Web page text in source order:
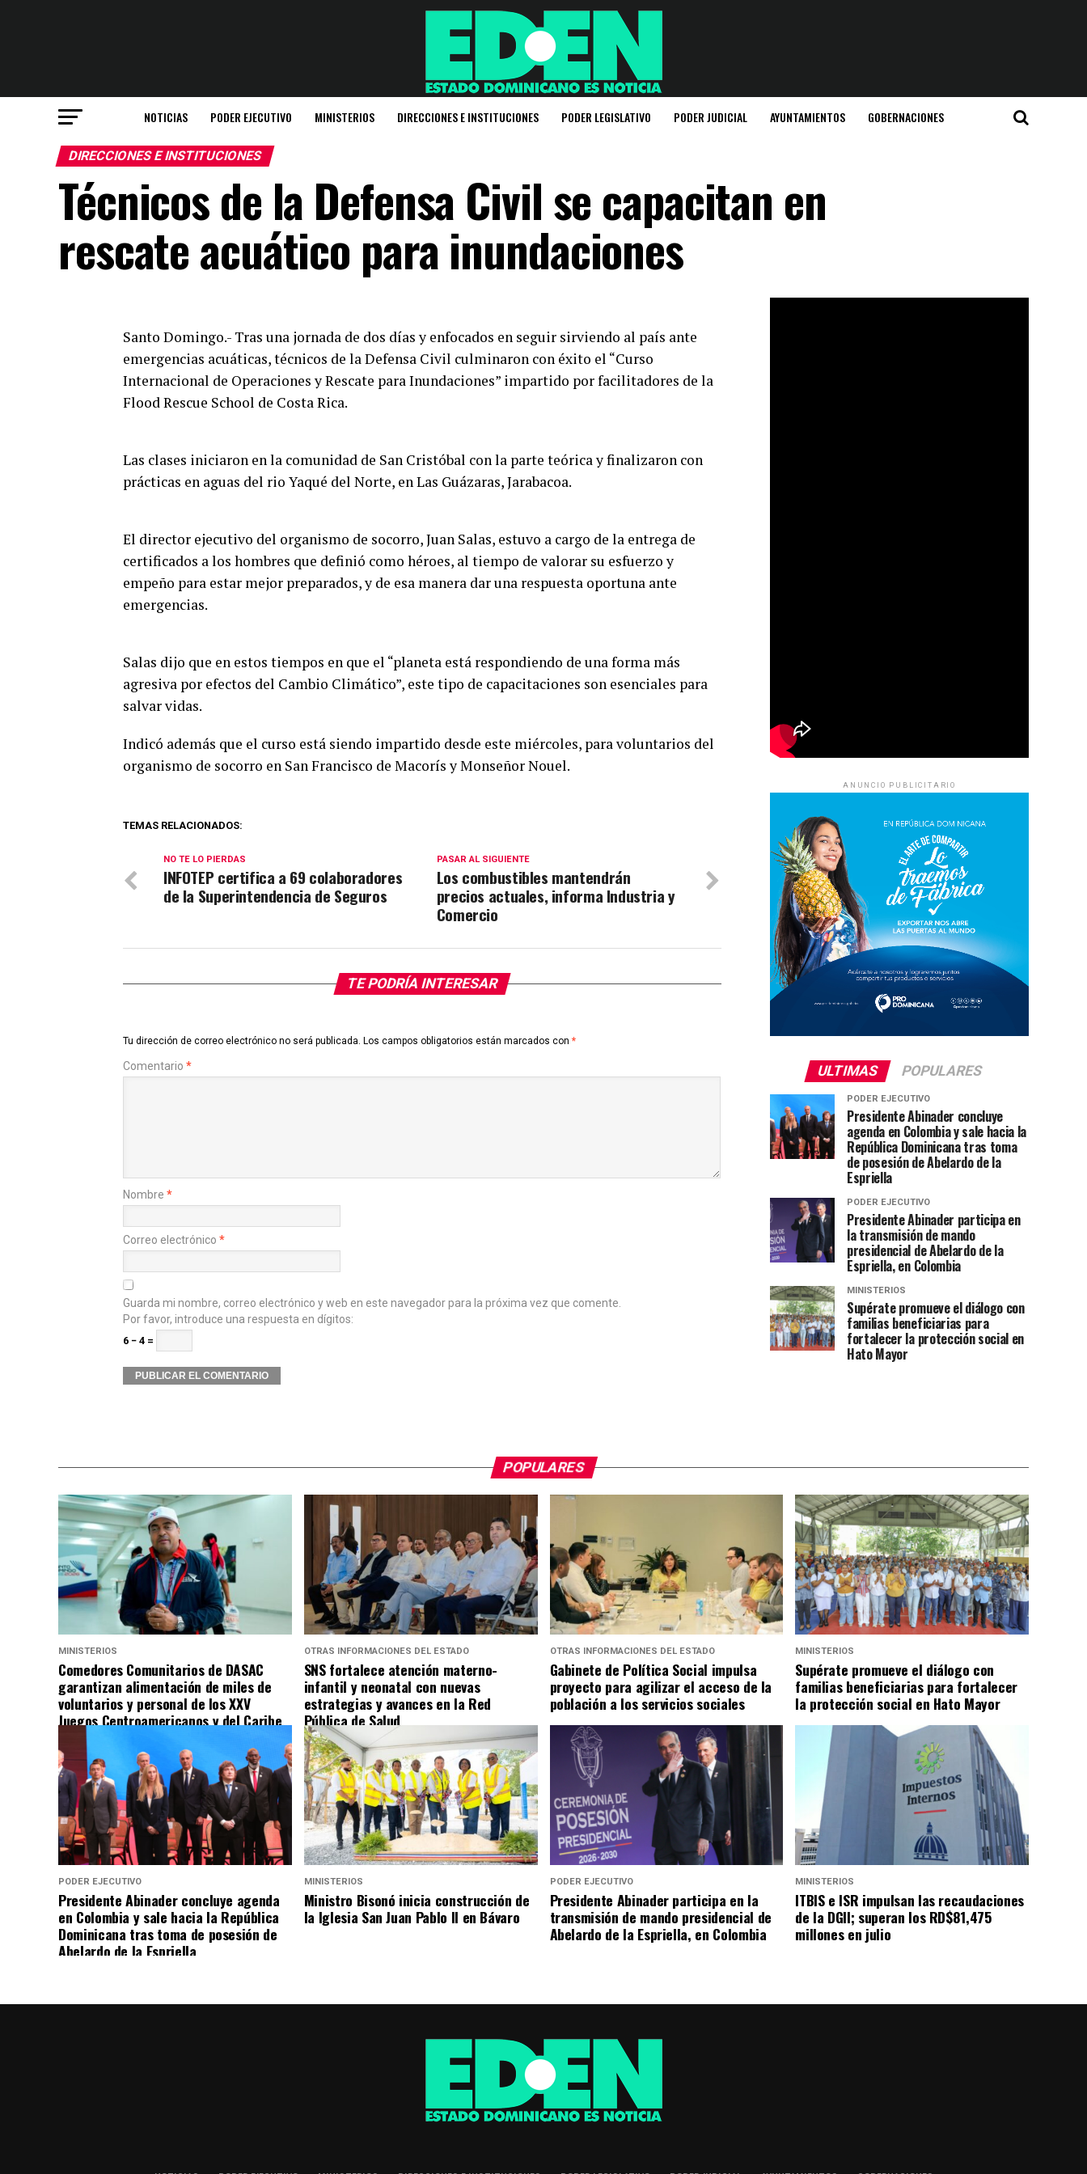
NOTICIAS PODER EJECUTIVO MINISTERIOS DIRECCIONES E INSTITUCIONES PODER LEGISLATIVO PODER JUDICIAL AYUNTAMIENTOS GOBERNACIONES
DIRECCIONES E INSTITUCIONES
Técnicos de la Defensa Civil se capacitan en
rescate acuático para inundaciones
Santo Domingo.- Tras una jornada de dos días y enfocados en seguir sirviendo al país ante
emergencias acuáticas, técnicos de la Defensa Civil culminaron con éxito el “Curso
Internacional de Operaciones y Rescate para Inundaciones” impartido por facilitadores de la
Flood Rescue School de Costa Rica.
Las clases iniciaron en la comunidad de San Cristóbal con la parte teórica y finalizaron con
prácticas en aguas del rio Yaqué del Norte, en Las Guázaras, Jarabacoa.
El director ejecutivo del organismo de socorro, Juan Salas, estuvo a cargo de la entrega de
certificados a los hombres que definió como héroes, al tiempo de valorar su esfuerzo y
empeño para estar mejor preparados, y de esa manera dar una respuesta oportuna ante
emergencias.
Salas dijo que en estos tiempos en que el “planeta está respondiendo de una forma más
agresiva por efectos del Cambio Climático”, este tipo de capacitaciones son esenciales para
salvar vidas.
Indicó además que el curso está siendo impartido desde este miércoles, para voluntarios del
organismo de socorro en San Francisco de Macorís y Monseñor Nouel.
TEMAS RELACIONADOS:
PASAR AL SIGUIENTE
Los combustibles mantendrán
precios actuales, informa Industria y
Comercio
NO TE LO PIERDAS
INFOTEP certifica a 69 colaboradores
de la Superintendencia de Seguros
TE PODRÍA INTERESAR
Tu dirección de correo electrónico no será publicada. Los campos obligatorios están marcados con *
Comentario *
Nombre *
Correo electrónico *
Guarda mi nombre, correo electrónico y web en este navegador para la próxima vez que comente.
Por favor, introduce una respuesta en dígitos:
6 − 4 =
ANUNCIO PUBLICITARIO
ULTIMAS POPULARES
PODER EJECUTIVO
Presidente Abinader concluye
agenda en Colombia y sale hacia la
República Dominicana tras toma
de posesión de Abelardo de la
Espriella
PODER EJECUTIVO
Presidente Abinader participa en
la transmisión de mando
presidencial de Abelardo de la
Espriella, en Colombia
MINISTERIOS
Supérate promueve el diálogo con
familias beneficiarias para
fortalecer la protección social en
Hato Mayor
POPULARES
MINISTERIOS
Comedores Comunitarios de DASAC
garantizan alimentación de miles de
voluntarios y personal de los XXV
Juegos Centroamericanos y del Caribe
Santo Domingo 2026
OTRAS INFORMACIONES DEL ESTADO
SNS fortalece atención materno-
infantil y neonatal con nuevas
estrategias y avances en la Red
Pública de Salud
OTRAS INFORMACIONES DEL ESTADO
Gabinete de Política Social impulsa
proyecto para agilizar el acceso de la
población a los servicios sociales
MINISTERIOS
Supérate promueve el diálogo con
familias beneficiarias para fortalecer
la protección social en Hato Mayor
PODER EJECUTIVO
Presidente Abinader concluye agenda
en Colombia y sale hacia la República
Dominicana tras toma de posesión de
Abelardo de la Espriella
MINISTERIOS
Ministro Bisonó inicia construcción de
la Iglesia San Juan Pablo II en Bávaro
PODER EJECUTIVO
Presidente Abinader participa en la
transmisión de mando presidencial de
Abelardo de la Espriella, en Colombia
MINISTERIOS
ITBIS e ISR impulsan las recaudaciones
de la DGII; superan los RD$81,475
millones en julio